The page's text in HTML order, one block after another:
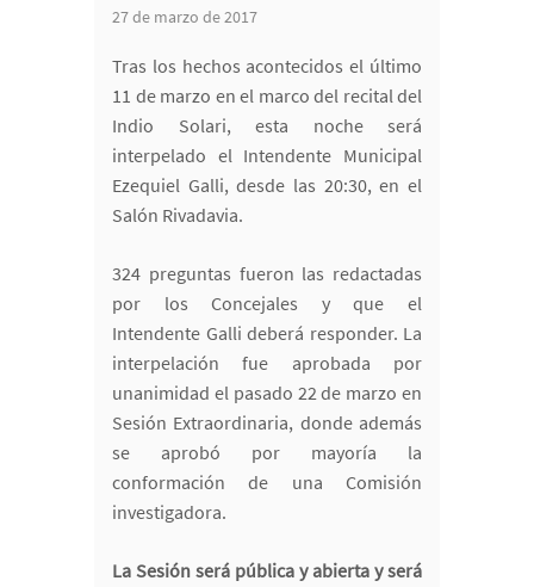
27 de marzo de 2017
Tras los hechos acontecidos el último
11 de marzo en el marco del recital del
Indio Solari, esta noche será
interpelado el Intendente Municipal
Ezequiel Galli, desde las 20:30, en el
Salón Rivadavia.
324 preguntas fueron las redactadas
por los Concejales y que el
Intendente Galli deberá responder. La
interpelación fue aprobada por
unanimidad el pasado 22 de marzo en
Sesión Extraordinaria, donde además
se aprobó por mayoría la
conformación de una Comisión
investigadora.
La Sesión será pública y abierta y será